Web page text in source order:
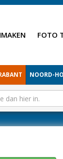
FOTO
NOORD-